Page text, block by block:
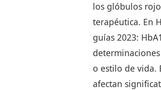
los glóbulos
terapéutica. En
guías 2023:
o estilo de vida.
afectan